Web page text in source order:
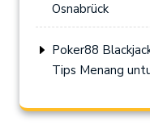
Osnabrück
Poker88
Tips Menang